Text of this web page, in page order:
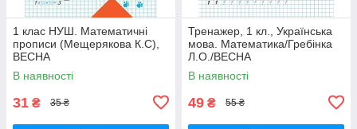
1 клас НУШ. Математичні
прописи (Мещерякова К.С),
ВЕСНА
В наявності
31 ₴ 35 ₴
Тренажер, 1 кл., Українська
мова. Математика/Гребінка
Л.О./ВЕСНА
В наявності
49 ₴ 55 ₴